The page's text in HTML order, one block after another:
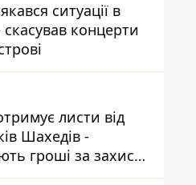
ситуації в
концерти
листи від
Шахедів -
гроші за захист